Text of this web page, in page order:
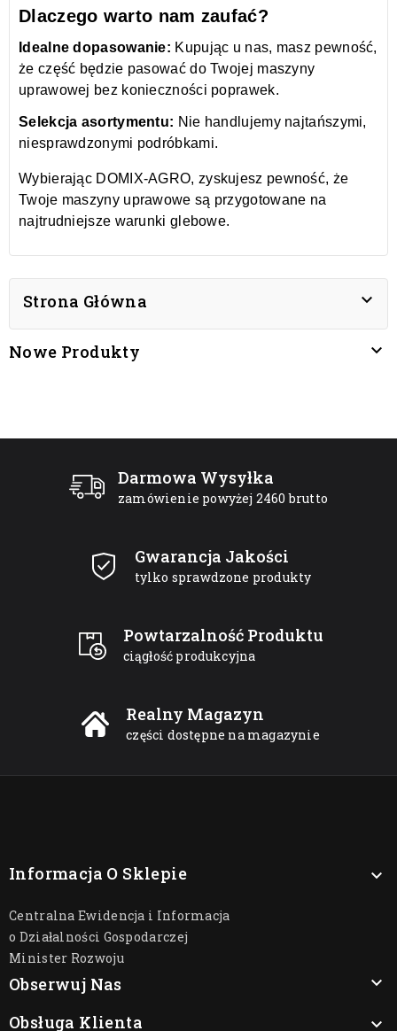
Dlaczego warto nam zaufać?
Idealne dopasowanie: Kupując u nas, masz pewność,
że część będzie pasować do Twojej maszyny
uprawowej bez konieczności poprawek.
Selekcja asortymentu: Nie handlujemy najtańszymi,
niesprawdzonymi podróbkami.
Wybierając DOMIX-AGRO, zyskujesz pewność, że
Twoje maszyny uprawowe są przygotowane na
najtrudniejsze warunki glebowe.
Strona Główna 
Nowe Produkty 
Darmowa Wysyłka
zamówienie powyżej 2460 brutto
Gwarancja Jakości
tylko sprawdzone produkty
Powtarzalność Produktu
ciągłość produkcyjna
Realny Magazyn
części dostępne na magazynie
Informacja O Sklepie 
Centralna Ewidencja i Informacja
o Działalności Gospodarczej
Minister Rozwoju
Obserwuj Nas

Obsługa Klienta
